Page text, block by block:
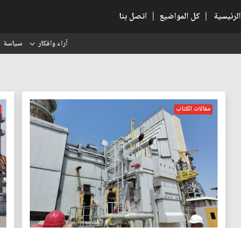
الرئيسية | كل المواضيع | اتصل بنا
آراء وافكار سياسة
مقالات الكتاب